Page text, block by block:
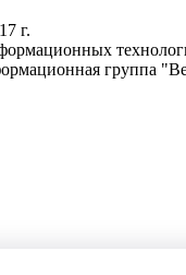
г.
группа